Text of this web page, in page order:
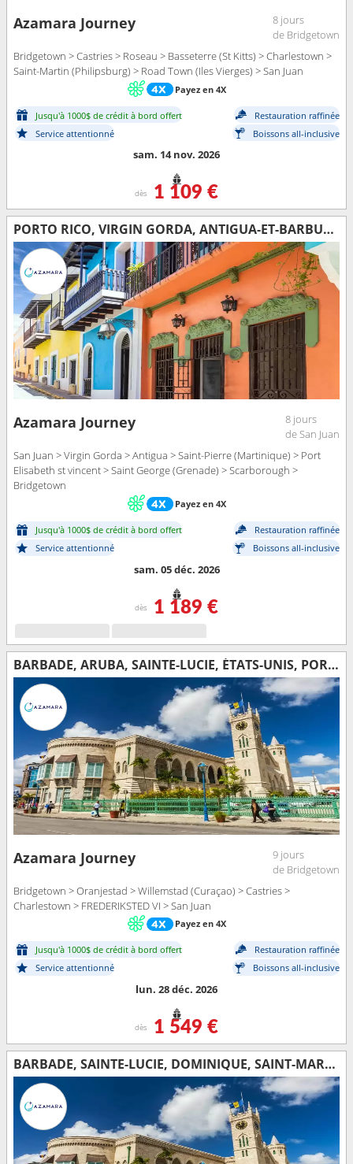
Azamara Journey
8 jours
de Bridgetown
Bridgetown > Castries > Roseau > Basseterre (St Kitts) > Charlestown >
Saint-Martin (Philipsburg) > Road Town (Iles Vierges) > San Juan
Payez en 4X
Jusqu'à 1000$ de crédit à bord offert
Restauration raffinée
Service attentionné
Boissons all-inclusive
sam. 14 nov. 2026
dès 1 109 €
PORTO RICO, VIRGIN GORDA, ANTIGUA-ET-BARBUDA, MARTINIQUE, SAINT VINCENT-ET-LES-GRENADINES, GRENADE, TRINITÉ-ET-TOBAGO, BARBADE
Azamara Journey
8 jours
de San Juan
San Juan > Virgin Gorda > Antigua > Saint-Pierre (Martinique) > Port
Elisabeth st vincent > Saint George (Grenade) > Scarborough >
Bridgetown
Payez en 4X
Jusqu'à 1000$ de crédit à bord offert
Restauration raffinée
Service attentionné
Boissons all-inclusive
sam. 05 déc. 2026
dès 1 189 €
BARBADE, ARUBA, SAINTE-LUCIE, ÉTATS-UNIS, PORTO RICO
Azamara Journey
9 jours
de Bridgetown
Bridgetown > Oranjestad > Willemstad (Curaçao) > Castries >
Charlestown > FREDERIKSTED VI > San Juan
Payez en 4X
Jusqu'à 1000$ de crédit à bord offert
Restauration raffinée
Service attentionné
Boissons all-inclusive
lun. 28 déc. 2026
dès 1 549 €
BARBADE, SAINTE-LUCIE, DOMINIQUE, SAINT-MARTIN, FRANCE, PORTO RICO